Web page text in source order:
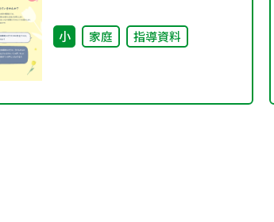
小 家庭 指導資料